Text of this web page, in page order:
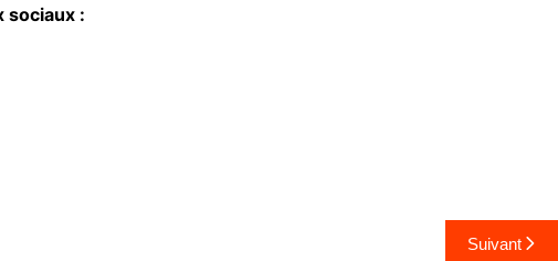
sociaux :
Suivant